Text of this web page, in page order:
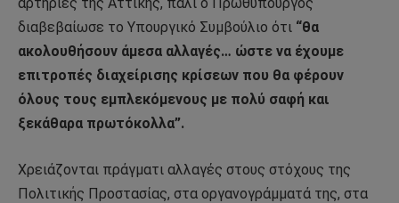
αρτηρίες της Αττικής, πάλι ο Πρωθυπουργός
διαβεβαίωσε το Υπουργικό Συμβούλιο ότι “θα
ακολουθήσουν άμεσα αλλαγές… ώστε να έχουμε
επιτροπές διαχείρισης κρίσεων που θα φέρουν
όλους τους εμπλεκόμενους με πολύ σαφή και
ξεκάθαρα πρωτόκολλα”.
Χρειάζονται πράγματι αλλαγές στους στόχους της
Πολιτικής Προστασίας, στα οργανογράμματά της, στα